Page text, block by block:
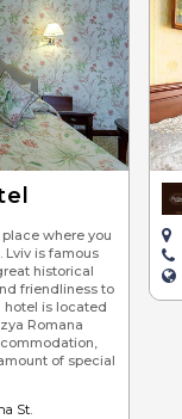
where you
Lviv is famous
historical
friendliness to
hotel is located
Romana
of special
St.